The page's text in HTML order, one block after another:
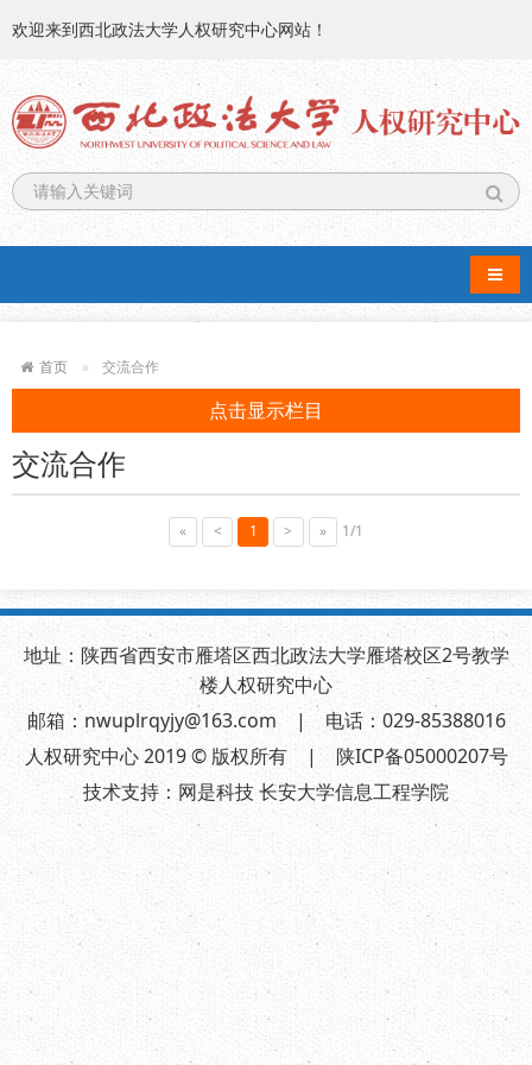
欢迎来到西北政法大学人权研究中心网站！
导航
首页 交流合作
点击显示栏目
交流合作
« < 1 > » 1/1
地址：陕西省西安市雁塔区西北政法大学雁塔校区2号教学
楼人权研究中心
邮箱：nwuplrqyjy@163.com | 电话：029-85388016
人权研究中心 2019 © 版权所有 | 陕ICP备05000207号
技术支持： 网是科技 长安大学信息工程学院